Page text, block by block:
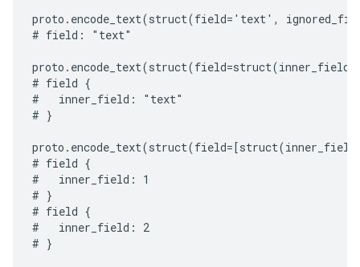
proto.encode_text(struct(field='text',
# field: "text"
# field {
#   inner_field: "text"
# }
# field {
#   inner_field: 1
# }
# field {
#   inner_field: 2
# }